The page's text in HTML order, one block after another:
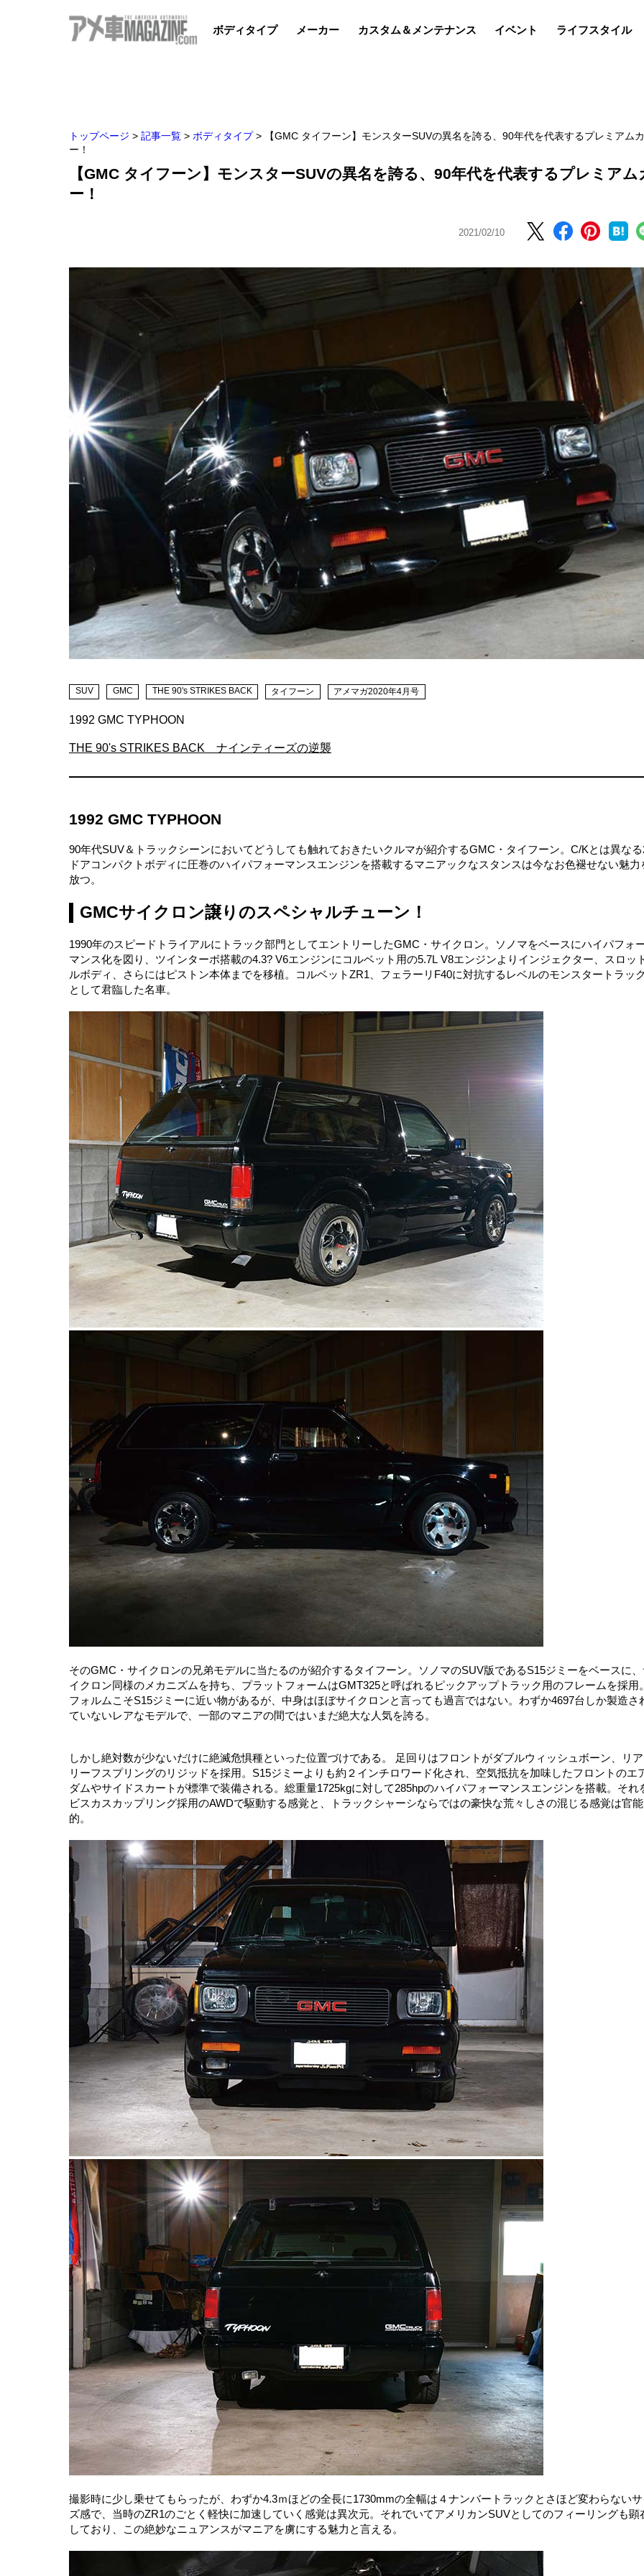
ボディタイプ メーカー カスタム＆メンテナンス イベント ライフスタイル
トップページ > 記事一覧 > ボディタイプ >
【GMC タイフーン】モンスターSUVの異名を誇る、90年代を代表するプレミアムカ
ー！
【GMC タイフーン】モンスターSUVの異名を誇る、90年代を代表するプレミアム
ー！
2021/02/10
SUV GMC THE 90's STRIKES BACK タイフーン アメマガ2020年4月号
1992 GMC TYPHOON
THE 90's STRIKES BACK ナインティーズの逆襲
1992 GMC TYPHOON
90年代SUV＆トラックシーンにおいてどうしても触れておきたいクルマが紹介するGMC・タイフーン。C/Kとは異な
ドアコンパクトボディに圧巻のハイパフォーマンスエンジンを搭載するマニアックなスタンスは今なお色褪せない魅力
放つ。
GMCサイクロン譲りのスペシャルチューン！
1990年のスピードトライアルにトラック部門としてエントリーしたGMC・サイクロン。ソノマをベースにハイパフォ
マンス化を図り、ツインターボ搭載の4.3? V6エンジンにコルベット用の5.7L V8エンジンよりインジェクター、スロッ
ルボディ、さらにはピストン本体までを移植。コルベットZR1、フェラーリF40に対抗するレベルのモンスタートラッ
として君臨した名車。
そのGMC・サイクロンの兄弟モデルに当たるのが紹介するタイフーン。ソノマのSUV版であるS15ジミーをベースに
イクロン同様のメカニズムを持ち、プラットフォームはGMT325と呼ばれるピックアップトラック用のフレームを採用
フォルムこそS15ジミーに近い物があるが、中身はほぼサイクロンと言っても過言ではない。わずか4697台しか製造さ
ていないレアなモデルで、一部のマニアの間ではいまだ絶大な人気を誇る。
しかし絶対数が少ないだけに絶滅危惧種といった位置づけである。 足回りはフロントがダブルウィッシュボーン、リ
リーフスプリングのリジッドを採用。S15ジミーよりも約２インチロワード化され、空気抵抗を加味したフロントのエ
ダムやサイドスカートが標準で装備される。総重量1725kgに対して285hpのハイパフォーマンスエンジンを搭載。それ
ビスカスカップリング採用のAWDで駆動する感覚と、トラックシャーシならではの豪快な荒々しさの混じる感覚は官能
的。
撮影時に少し乗せてもらったが、わずか4.3ｍほどの全長に1730mmの全幅は４ナンバートラックとさほど変わらない
ズ感で、当時のZR1のごとく軽快に加速していく感覚は異次元。それでいてアメリカンSUVとしてのフィーリングも顕
しており、この絶妙なニュアンスがマニアを虜にする魅力と言える。